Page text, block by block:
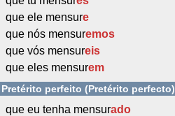
que ele mensure
que nós mensuremos
que vós mensureis
que eles mensurem
Pretérito perfeito (Pretérito perfecto)
que eu tenha mensurado